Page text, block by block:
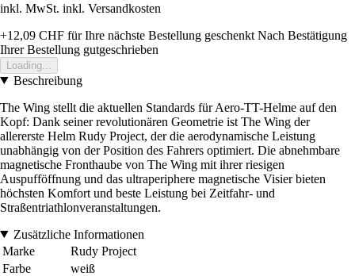
inkl. MwSt. inkl. Versandkosten
+12,09 CHF für Ihre nächste Bestellung geschenkt Nach Bestätigung
Ihrer Bestellung gutgeschrieben
Loading...
Beschreibung
The Wing stellt die aktuellen Standards für Aero-TT-Helme auf den
Kopf: Dank seiner revolutionären Geometrie ist The Wing der
allererste Helm Rudy Project, der die aerodynamische Leistung
unabhängig von der Position des Fahrers optimiert. Die abnehmbare
magnetische Fronthaube von The Wing mit ihrer riesigen
Auspufföffnung und das ultraperiphere magnetische Visier bieten
höchsten Komfort und beste Leistung bei Zeitfahr- und
Straßentriathlonveranstaltungen.
Zusätzliche Informationen
Marke
Rudy Project
Farbe
weiß